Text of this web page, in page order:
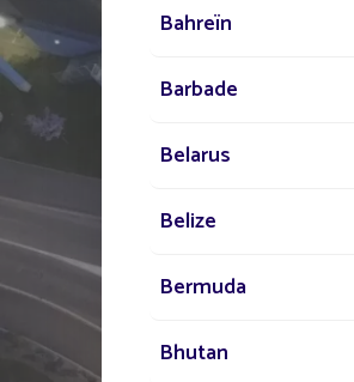
DE SU
Bahreïn
Barbade
Belarus
Belize
Bermuda
Bhutan